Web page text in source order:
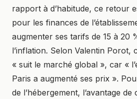
rapport à d’habitude, ce retour
pour les finances de
augmenter ses tarifs de 15 à 20
l’inflation. Selon Valentin Porot,
« suit le marché global », car «
Paris a augmenté ses prix ».
de l’hébergement, l’avantage